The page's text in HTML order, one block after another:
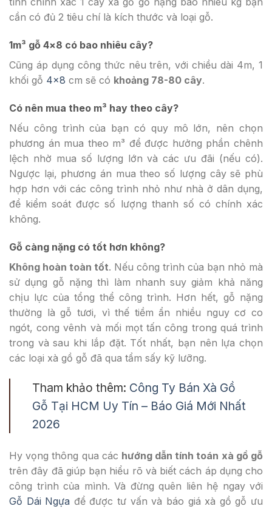
cần có đủ 2 tiêu chí là kích thước và loại gỗ.
1m³ gỗ 4×8 có bao nhiêu cây?
Cũng áp dụng công thức nêu trên, với chiều dài 4m, 1
khối gỗ 4×8 cm sẽ có khoảng 78-80 cây.
Có nên mua theo m³ hay theo cây?
Nếu công trình của bạn có quy mô lớn, nên chọn
phương án mua theo m³ để được hưởng phần chênh
lệch nhờ mua số lượng lớn và các ưu đãi (nếu có).
Ngược lại, phương án mua theo số lượng cây sẽ phù
hợp hơn với các công trình nhỏ như nhà ở dân dụng,
để kiểm soát được số lượng thanh số có chính xác
không.
Gỗ càng nặng có tốt hơn không?
Không hoàn toàn tốt. Nếu công trình của bạn nhỏ mà
sử dụng gỗ nặng thì làm nhanh suy giảm khả năng
chịu lực của tổng thể công trình. Hơn hết, gỗ nặng
thường là gỗ tươi, vì thế tiềm ẩn nhiều nguy cơ co
ngót, cong vênh và mối mọt tấn công trong quá trình
trong và sau khi lắp đặt. Tốt nhất, bạn nên lựa chọn
các loại xà gồ gỗ đã qua tẩm sấy kỹ lưỡng.
Tham khảo thêm: Công Ty Bán Xà Gồ
Gỗ Tại HCM Uy Tín – Báo Giá Mới Nhất
2026
Hy vọng thông qua các hướng dẫn tính toán xà gồ gỗ
trên đây đã giúp bạn hiểu rõ và biết cách áp dụng cho
công trình của mình. Và đừng quên liên hệ ngay với
Gỗ Dái Ngựa để được tư vấn và báo giá xà gồ gỗ ưu